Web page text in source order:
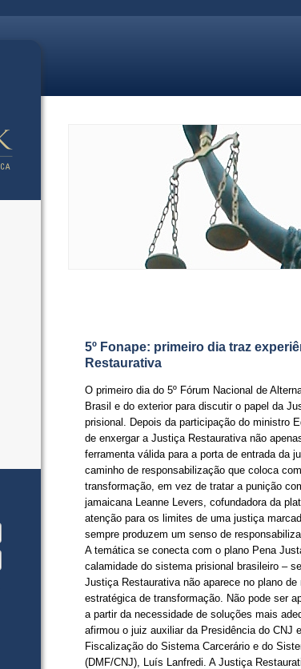
5º Fonape: primeiro dia traz
Restaurativa
O primeiro dia do 5º Fórum Nacional de
Brasil e do exterior para discutir o papel da
prisional. Depois da participação do ministro
de enxergar a Justiça Restaurativa não
ferramenta válida para a porta de entrada da
caminho de responsabilização que coloca
transformação, em vez de tratar a punição
jamaicana Leanne Levers, cofundadora da
atenção para os limites de uma justiça
sempre produzem um senso de
A temática se conecta com o plano Pena
calamidade do sistema prisional brasileiro –
Justiça Restaurativa não aparece no plano
estratégica de transformação. Não pode ser
a partir da necessidade de soluções mais
afirmou o juiz auxiliar da Presidência do CNJ
Fiscalização do Sistema Carcerário e do
(DMF/CNJ), Luís Lanfredi. A Justiça